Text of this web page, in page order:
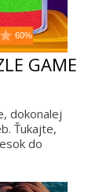
60%
GAME
dokonalej
Ťukajte,
do